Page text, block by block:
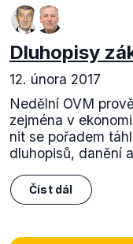
Dluhopisy
12. února 2017
Nedělní OVM
zejména v
nit se pořadem
dluhopisů, danění
Číst dál